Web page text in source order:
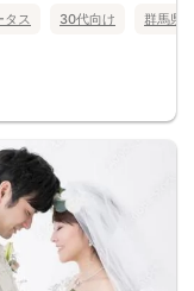
タス 30代向け 群馬県